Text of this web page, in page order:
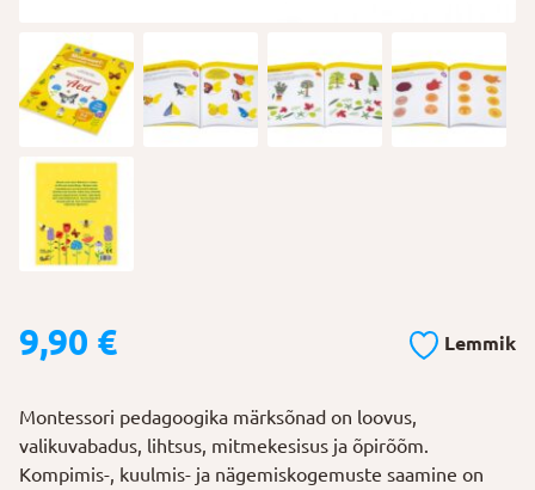
9,90 € Lemmik
Montessori pedagoogika märksõnad on loovus,
valikuvabadus, lihtsus, mitmekesisus ja õpirõõm.
Kompimis-, kuulmis- ja nägemiskogemuste saamine on